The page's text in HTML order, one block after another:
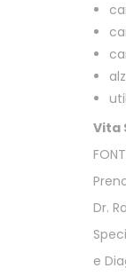
Vita
Dr.
e